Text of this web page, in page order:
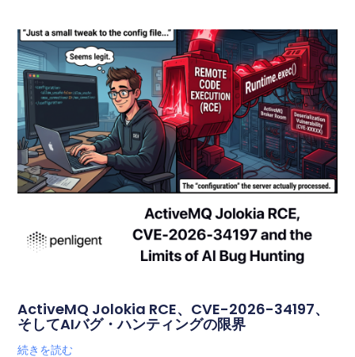
ActiveMQ Jolokia RCE、CVE-2026-34197、
そしてAIバグ・ハンティングの限界
続きを読む